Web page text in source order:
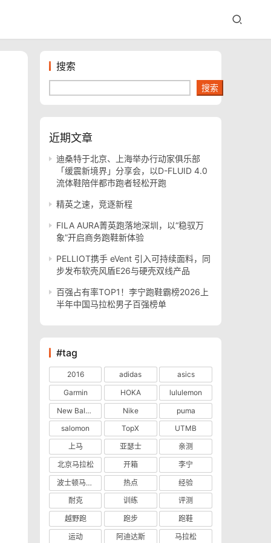
搜索
搜索
近期文章
迪桑特于北京、上海举办行动家俱乐部
「缓震新境界」分享会，以D-FLUID 4.0
流体鞋陪伴都市跑者轻松开跑
精英之速，竞逐新程
FILA AURA菁英跑落地深圳，以“稳驭万
象”开启商务跑鞋新体验
PELLIOT携手 eVent 引入可持续面料，同
步发布软壳风盾E26与硬壳双线产品
百强占有率TOP1！李宁跑鞋霸榜2026上
半年中国马拉松男子百强榜单
#tag
2016 adidas
asics
Garmin
HOKA
lululemon
New Balance
Nike
puma
salomon
TopX
UTMB
上马
亚瑟士
亲测
北京马拉松
开箱
李宁
波士顿马拉松
热点
经验
耐克
训练
评测
越野跑
跑步
跑鞋
运动
阿迪达斯 马拉松